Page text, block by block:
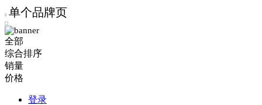
单个品牌页
全部
综合排序
销量
价格
登录